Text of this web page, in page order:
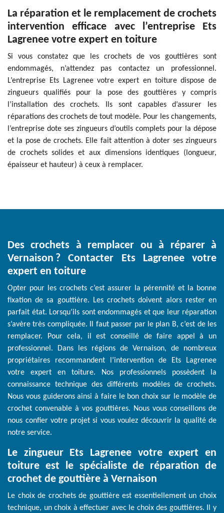
La réparation et le remplacement de crochets
intervention efficace avec l’entreprise Ets
Lagrenee votre expert en toiture
Si vous constatez que les crochets de vos gouttières sont
endommagés, n’attendez pas contactez un professionnel.
L’entreprise Ets Lagrenee votre expert en toiture dispose de
zingueurs qualifiés pour la pose des gouttières y compris
l’installation des crochets. Ils sont capables d’assurer les
réparations des crochets de tout modèle. Pour les changements,
l’entreprise dote ses zingueurs d’outils complets pour la dépose
et la pose de crochets. Elle fait attention à doter ses zingueurs
de crochets solides et aux dimensions identiques (longueur,
épaisseur et hauteur) à ceux à remplacer.
Des crochets à remplacer ou à réparer à
Vernaison ? Contacter Ets Lagrenee votre
expert en toiture
Opter pour les crochets c’est assurer la pérennité et la bonne
fixation de sa gouttière. Les crochets doivent alors rester en
parfait état. Lorsqu’ils sont endommagés et que leur réparation
s’avère très compliquée. Il faut passer par le plan B, c’est de les
remplacer. Pour cela, il est conseillé de faire appel à un
professionnel. Dans les régions de Vernaison, de nombreux
propriétaires recommandent l’intervention de Ets Lagrenee
votre expert en toiture. Nos professionnels possèdent la
connaissance technique des différents modèles de crochets.
Nous vous guiderons ainsi à faire le bon choix sur le modèle de
crochet convenable à vos gouttières. Nous vous conseillons de
nous confier votre projet si vous voulez découvrir la qualité de
notre service.
Le zingueur Ets Lagrenee votre expert en
toiture est le spécialiste de réparation de
crochet de gouttière à Vernaison
Le choix de crochets de gouttière est essentiellement un choix
technique, un choix à effectuer avec le choix des gouttières. Il y